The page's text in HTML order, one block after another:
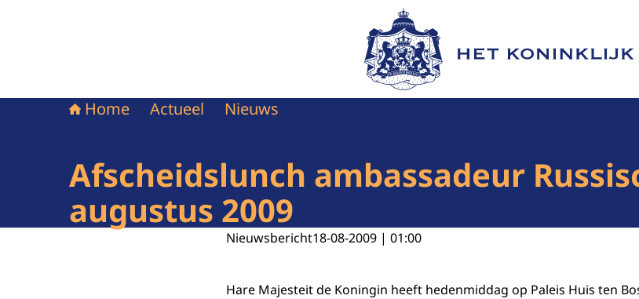
Naar de homepage van Het Koninklijk Huis
Home Actueel Nieuws
Afscheidslunch ambassadeur
augustus 2009
Nieuwsbericht18-08-2009 | 01:00
Hare Majesteit de Koningin heeft hedenmiddag op Paleis Huis ten